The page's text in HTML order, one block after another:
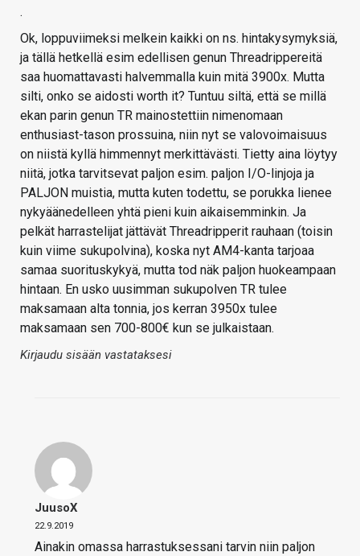
.
Ok, loppuviimeksi melkein kaikki on ns. hintakysymyksiä,
ja tällä hetkellä esim edellisen genun Threadrippereitä
saa huomattavasti halvemmalla kuin mitä 3900x. Mutta
silti, onko se aidosti worth it? Tuntuu siltä, että se millä
ekan parin genun TR mainostettiin nimenomaan
enthusiast-tason prossuina, niin nyt se valovoimaisuus
on niistä kyllä himmennyt merkittävästi. Tietty aina löytyy
niitä, jotka tarvitsevat paljon esim. paljon I/O-linjoja ja
PALJON muistia, mutta kuten todettu, se porukka lienee
nykyäänedelleen yhtä pieni kuin aikaisemminkin. Ja
pelkät harrastelijat jättävät Threadripperit rauhaan (toisin
kuin viime sukupolvina), koska nyt AM4-kanta tarjoaa
samaa suorituskykyä, mutta tod näk paljon huokeampaan
hintaan. En usko uusimman sukupolven TR tulee
maksamaan alta tonnia, jos kerran 3950x tulee
maksamaan sen 700-800€ kun se julkaistaan.
Kirjaudu sisään vastataksesi
JuusoX
22.9.2019
Ainakin omassa harrastuksessani tarvin niin paljon